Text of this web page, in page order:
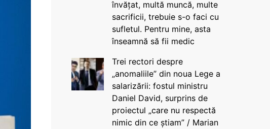
învățat, multă muncă, multe
sacrificii, trebuie s-o faci cu
sufletul. Pentru mine, asta
înseamnă să fii medic
Trei rectori despre
„anomaliile” din noua Lege a
salarizării: fostul ministru
Daniel David, surprins de
proiectul „care nu respectă
nimic din ce știam” / Marian